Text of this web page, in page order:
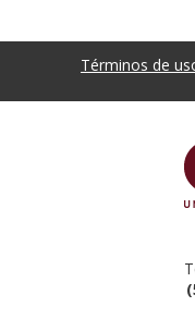
Términos de